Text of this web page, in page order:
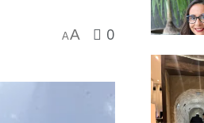
AA 0